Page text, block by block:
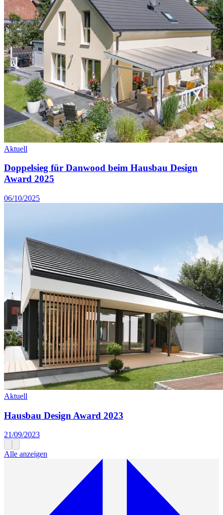
Aktuell
Doppelsieg für Danwood beim Hausbau Design
Award 2025
06/10/2025
Aktuell
Hausbau Design Award 2023
21/09/2023
Alle anzeigen